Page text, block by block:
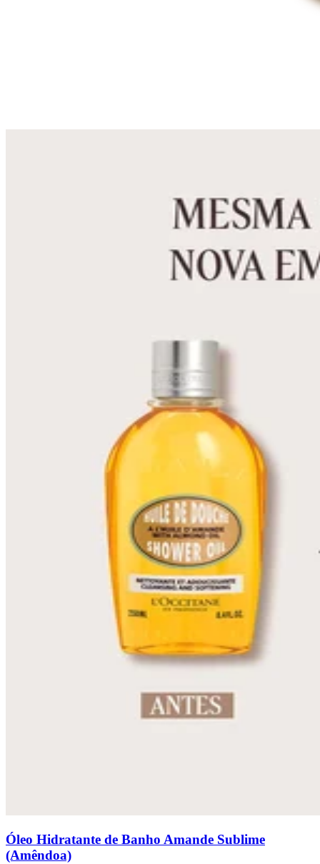
Óleo Hidratante de Banho Amande Sublime
(Amêndoa)